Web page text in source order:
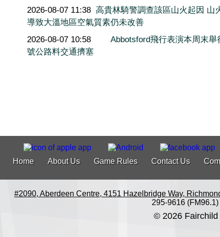
2026-08-07 11:38 高貴林騎警調查該區山火起因 山
導致大溫地區空氣質素仍未改善
2026-08-07 10:58
Abbotsford飛行表演本周末
號公路料交通擠塞
Home About Us Game Rules Contact Us
#2090, Aberdeen Centre, 4151 Hazelbridge Way,
295-9616 (FM96.1)
© 2026 Fairchild